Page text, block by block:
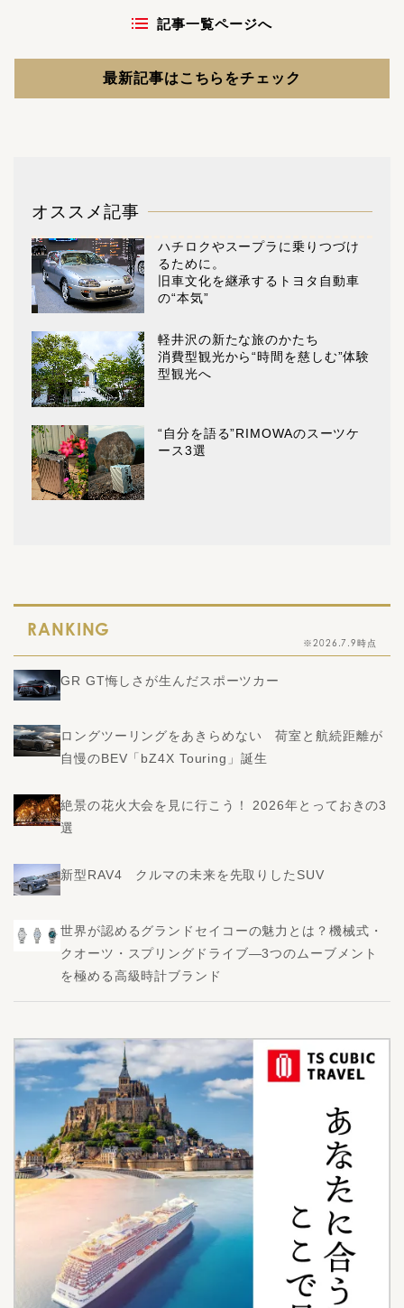
RANKING
※2026.7.9時点
GR GT悔しさが生んだスポーツカー
ロングツーリングをあきらめない 荷室と航続距離が
自慢のBEV「bZ4X Touring」誕生
絶景の花火大会を見に行こう！ 2026年とっておきの3
選
新型RAV4 クルマの未来を先取りしたSUV
世界が認めるグランドセイコーの魅力とは？機械式・
クオーツ・スプリングドライブ―3つのムーブメント
を極める高級時計ブランド
記事一覧ページへ
オススメ記事
ハチロクやスープラに乗りつづけ
るために。
旧車文化を継承するトヨタ自動車
の“本気”
軽井沢の新たな旅のかたち
消費型観光から“時間を慈しむ”体験
型観光へ
“自分を語る”RIMOWAのスーツケ
ース3選
最新記事はこちらをチェック